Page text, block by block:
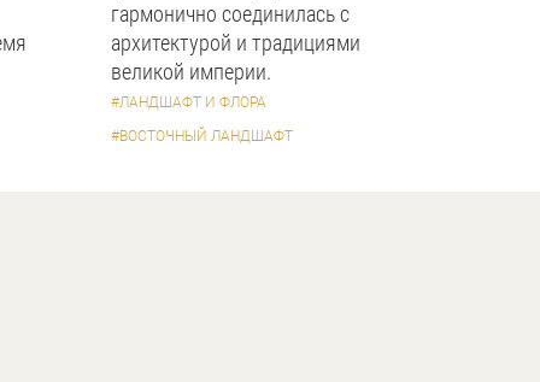
гармонично соединилась с
архитектурой и традициями
великой империи.
#ЛАНДШАФТ И ФЛОРА
#ВОСТОЧНЫЙ ЛАНДШАФТ